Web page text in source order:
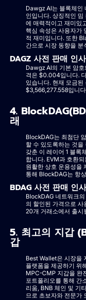
Dawgz AI는 블록체인
인입니다. 상징적인
에 매력적이고 재미있
핵심 속성은 사용자가
적 재미입니다. 또한
간으로 시장 동향을
DAGZ 사전 판매 인
Dawgz AI의 기본 암
격은 $0.004입니다.
있습니다. 현재 모금
$3,566,277.558입니
4.
래
BlockDAG는 최첨단
할 수 있도록하는 것
갖춘 이 레이어 1 블록
합니다. EVM과 호환
원활한 상호 운용성을
통해 BlockDAG는 항
BDAG 사전 판매 인
BlockDAG 네트워크
의 할인된 가격으로
20개 거래소에서 출시
5. 최고의 지갑
갑
Best Wallet은 시장을
플랫폼을 제공하기 위
MPC-CMP 지갑을 완
포트폴리오를 통해 간
리움, BNB 체인 및 기
므로 초보자와 전문가